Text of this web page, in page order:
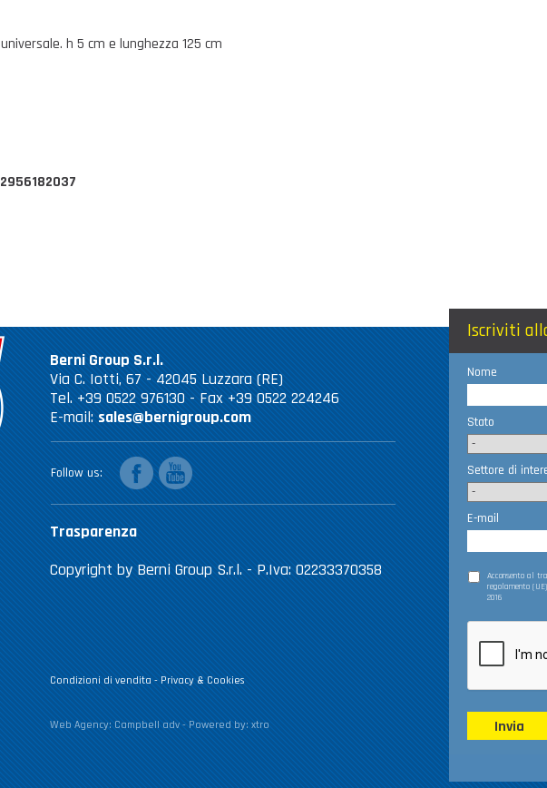
h 5 cm e lunghezza 125 cm
Berni Group S.r.l.
Via C. Iotti, 67 - 42045 Luzzara (RE)
Tel. +39 0522 976130 - Fax +39 0522 224246
E-mail: sales@bernigroup.com
Trasparenza
Copyright by Berni Group S.r.l. - P.Iva: 02233370358
Condizioni di vendita - Privacy & Cookies
Web Agency: Campbell adv - Powered by: xtro
Follow us
facebookyoutube
Iscriviti
Nome
Stato
Settore di
E-mail
Acconsento al
regolamento
2016
Invia